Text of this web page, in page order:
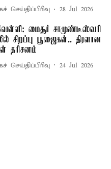
செய்திப்பிரிவு 28 Jul 2026
மைசூர் சாமுண்டீஸ்வரி
சிறப்பு பூஜைகள்.. திரளான
தரிசனம்
செய்திப்பிரிவு 24 Jul 2026